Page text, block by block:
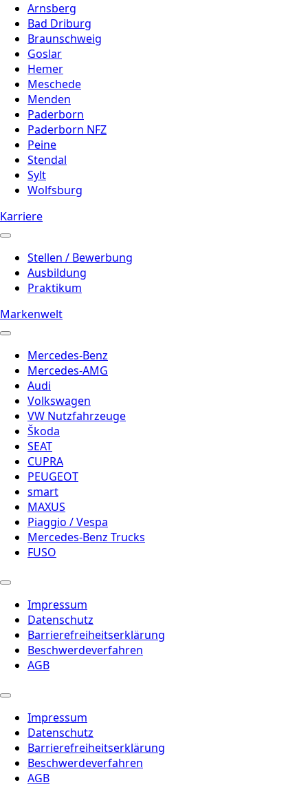
Arnsberg
Bad Driburg
Braunschweig
Goslar
Hemer
Meschede
Menden
Paderborn
Paderborn NFZ
Peine
Stendal
Sylt
Wolfsburg
Karriere
Stellen / Bewerbung
Ausbildung
Praktikum
Markenwelt
Mercedes-Benz
Mercedes-AMG
Audi
Volkswagen
VW Nutzfahrzeuge
Škoda
SEAT
CUPRA
PEUGEOT
smart
MAXUS
Piaggio / Vespa
Mercedes-Benz Trucks
FUSO
Impressum
Datenschutz
Barrierefreiheitserklärung
Beschwerdeverfahren
AGB
Impressum
Datenschutz
Barrierefreiheitserklärung
Beschwerdeverfahren
AGB